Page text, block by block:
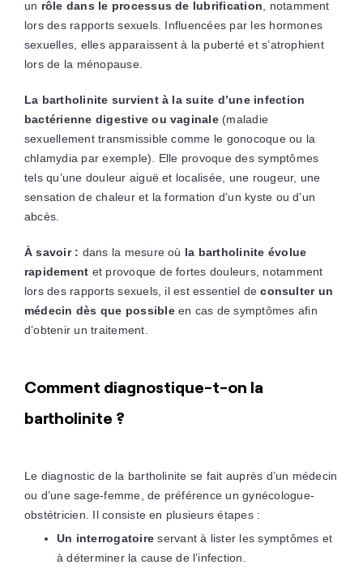
un rôle dans le processus de lubrification , notamment
lors des rapports sexuels. Influencées par les hormones
sexuelles, elles apparaissent à la puberté et s’atrophient
lors de la ménopause.
La bartholinite survient à la suite d’une infection
bactérienne digestive ou vaginale (maladie
sexuellement transmissible comme le gonocoque ou la
chlamydia par exemple). Elle provoque des symptômes
tels qu’une douleur aiguë et localisée, une rougeur, une
sensation de chaleur et la formation d’un kyste ou d’un
abcès.
À savoir : dans la mesure où la bartholinite évolue
rapidement et provoque de fortes douleurs, notamment
lors des rapports sexuels, il est essentiel deconsulter un
médecin dès que possibleen cas de symptômes afin
d’obtenir un traitement.
Comment diagnostique-t-on la
bartholinite ?
Le diagnostic de la bartholinite se fait auprès d’un médecin
ou d’une sage-femme, de préférence un gynécologue-
obstétricien. Il consiste en plusieurs étapes :
Un interrogatoire servant à lister les symptômes et
à déterminer la cause de l’infection.